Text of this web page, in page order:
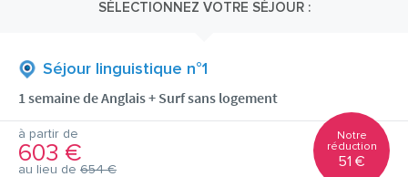
SÉLECTIONNEZ VOTRE SÉJOUR :
Séjour linguistique n°1
1 semaine de Anglais + Surf sans logement
à partir de
603 €
au lieu de 654 €
Notre
réduction
51 €